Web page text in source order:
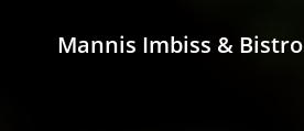
Mannis Imbiss & Bistro